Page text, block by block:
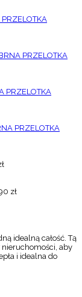
PRZELOTKA
PRZELOTKA
PRZELOTKA
zł
idealną całość. Tą
aby
i idealna do